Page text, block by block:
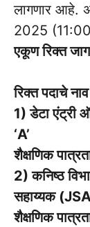
लागणार आहे.
2025
एकूण रिक्त
रिक्त पदाचे
1) डेटा एंट्री
‘A’
शैक्षणिक
2) कनिष्ठ
सहाय्यक
शैक्षणिक